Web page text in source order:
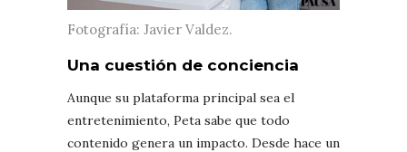
Fotografía: Javier Valdez.
Una cuestión de conciencia
Aunque su plataforma principal sea el
entretenimiento, Peta sabe que todo
contenido genera un impacto. Desde hace un